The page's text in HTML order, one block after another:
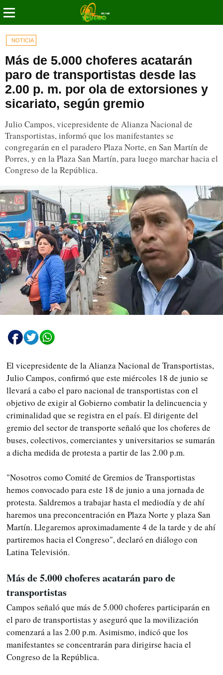
NOTICIA
Más de 5.000 choferes acatarán
paro de transportistas desde las
2.00 p. m. por ola de extorsiones y
sicariato, según gremio
Julio Campos, vicepresidente de Alianza Nacional de
Transportistas, informó que los manifestantes se
congregarán en el paradero Plaza Norte, en San Martín de
Porres, y en la Plaza San Martín, para luego marchar hacia el
Congreso de la República.
El vicepresidente de la Alianza Nacional de Transportistas,
Julio Campos, confirmó que este miércoles 18 de junio se
llevará a cabo el paro nacional de transportistas con el
objetivo de exigir al Gobierno combatir la delincuencia y
criminalidad que se registra en el país. El dirigente del
gremio del sector de transporte señaló que los choferes de
buses, colectivos, comerciantes y universitarios se sumarán
a dicha medida de protesta a partir de las 2.00 p.m.
"Nosotros como Comité de Gremios de Transportistas
hemos convocado para este 18 de junio a una jornada de
protesta. Saldremos a trabajar hasta el mediodía y de ahí
haremos una preconcentración en Plaza Norte y plaza San
Martín. Llegaremos aproximadamente 4 de la tarde y de ahí
partiremos hacia el Congreso", declaró en diálogo con
Latina Televisión.
Más de 5.000 choferes acatarán paro de
transportistas
Campos señaló que más de 5.000 choferes participarán en
el paro de transportistas y aseguró que la movilización
comenzará a las 2.00 p.m. Asimismo, indicó que los
manifestantes se concentrarán para dirigirse hacia el
Congreso de la República.